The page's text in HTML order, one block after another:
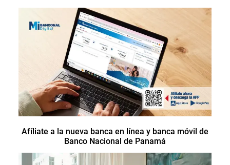
Afíliate a la nueva banca en línea y banca móvil de
Banco Nacional de Panamá